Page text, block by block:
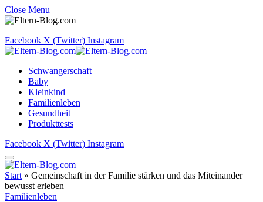
Close Menu
Facebook X (Twitter) Instagram
Schwangerschaft
Baby
Kleinkind
Familienleben
Gesundheit
Produkttests
Facebook X (Twitter) Instagram
Start » Gemeinschaft in der Familie stärken und das Miteinander
bewusst erleben
Familienleben